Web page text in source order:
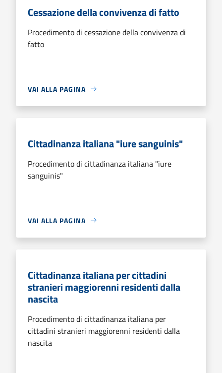
Cessazione della convivenza di fatto
Procedimento di cessazione della convivenza di
fatto
VAI ALLA PAGINA
Cittadinanza italiana "iure sanguinis"
Procedimento di cittadinanza italiana "iure
sanguinis"
VAI ALLA PAGINA
Cittadinanza italiana per cittadini
stranieri maggiorenni residenti dalla
nascita
Procedimento di cittadinanza italiana per
cittadini stranieri maggiorenni residenti dalla
nascita